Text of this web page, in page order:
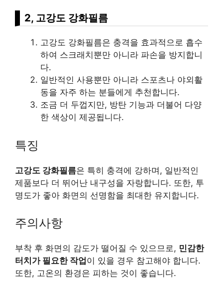
2, 고강도 강화필름
고강도 강화필름은 충격을 효과적으로 흡수
하여 스크래치뿐만 아니라 파손을 방지합니
다.
일반적인 사용뿐만 아니라 스포츠나 야외활
동을 자주 하는 분들에게 추천합니다.
조금 더 두껍지만, 방탄 기능과 더불어 다양
한 색상이 제공됩니다.
특징
고강도 강화필름은 특히 충격에 강하며, 일반적인
제품보다 더 뛰어난 내구성을 자랑합니다. 또한, 투
명도가 좋아 화면의 선명함을 최대한 유지합니다.
주의사항
부착 후 화면의 감도가 떨어질 수 있으므로, 민감한
터치가 필요한 작업 이 있을 경우 참고해야 합니다.
또한, 고온의 환경은 피하는 것이 좋습니다.